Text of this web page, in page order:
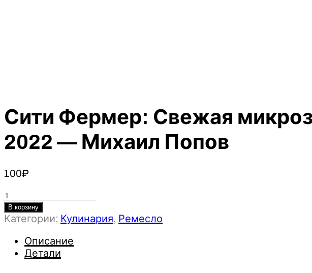
Сити Фермер: Свежая
2022 — Михаил Попов
100₽
Количество
товара
Сити
Свежая
микрозелень
В корзину
Категории: Кулинария, Ремесло
Описание
Детали